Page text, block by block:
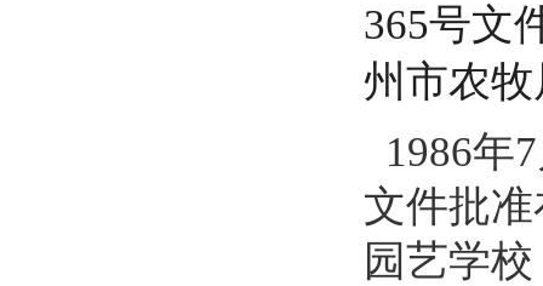
365号文
州市农
1986年
文件批
园艺学